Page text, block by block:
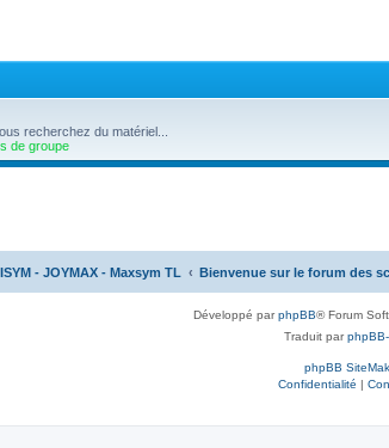
recherchez du matériel...
de groupe
- JOYMAX - Maxsym TL Bienvenue sur le forum des
Développé parphpBB® Forum
Traduit par
phpBB
Confidentialité |